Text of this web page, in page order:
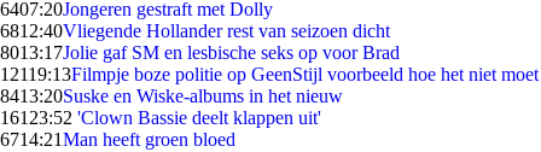
6407:20Jongeren gestraft met Dolly
6812:40Vliegende Hollander rest van seizoen dicht
8013:17Jolie gaf SM en lesbische seks op voor Brad
12119:13Filmpje boze politie op GeenStijl voorbeeld hoe het niet moet
8413:20Suske en Wiske-albums in het nieuw
161 23:52 'Clown Bassie deelt klappen uit'
6714:21Man heeft groen bloed